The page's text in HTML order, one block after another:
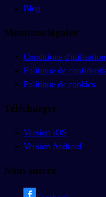
Blog
Mentions légales
Conditions d'utilisation
Politique de
Politique de cookies
Télécharger
Version iOS
Version Android
Nous suivre